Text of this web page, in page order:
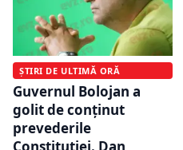
ȘTIRI DE ULTIMĂ ORĂ
Guvernul Bolojan a
golit de conținut
prevederile